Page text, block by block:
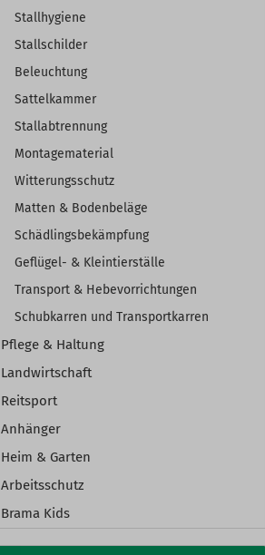
Stallhygiene
Stallschilder
Beleuchtung
Sattelkammer
Stallabtrennung
Montagematerial
Witterungsschutz
Matten & Bodenbeläge
Schädlingsbekämpfung
Geflügel- & Kleintierställe
Transport & Hebevorrichtungen
Schubkarren und Transportkarren
Pflege & Haltung
Landwirtschaft
Reitsport
Anhänger
Heim & Garten
Arbeitsschutz
Brama Kids